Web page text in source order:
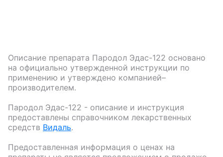
Описание препарата Пародол Эдас-122 основано
на официально утвержденной инструкции по
применению и утверждено компанией–
производителем.
Пародол Эдас-122 - описание и инструкция
предоставлены справочником лекарственных
средств Видаль.
Предоставленная информация о ценах на